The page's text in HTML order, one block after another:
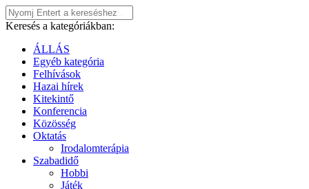
Keresés a kategóriákban:
ÁLLÁS
Egyéb kategória
Felhívások
Hazai hírek
Kitekintő
Konferencia
Közösség
Oktatás
Irodalomterápia
Szabadidő
Hobbi
Játék